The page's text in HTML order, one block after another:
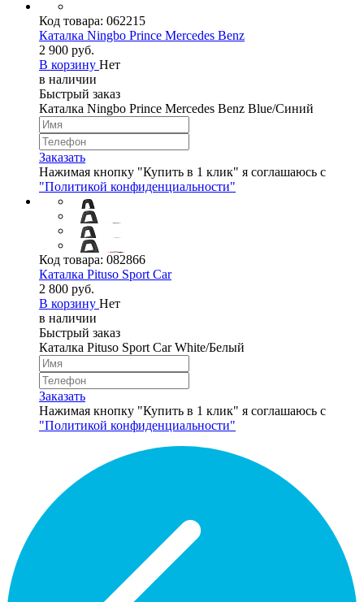
Код товара: 062215
Каталка Ningbo Prince Merсedes Benz
2 900 руб.
В корзину Нет
в наличии
Быстрый заказ
Каталка Ningbo Prince Merсedes Benz Blue/Синий
Заказать
Нажимая кнопку "Купить в 1 клик" я соглашаюсь с
"Политикой конфиденциальности"
Код товара: 082866
Каталка Pituso Sport Car
2 800 руб.
В корзину Нет
в наличии
Быстрый заказ
Каталка Pituso Sport Car White/Белый
Заказать
Нажимая кнопку "Купить в 1 клик" я соглашаюсь с
"Политикой конфиденциальности"